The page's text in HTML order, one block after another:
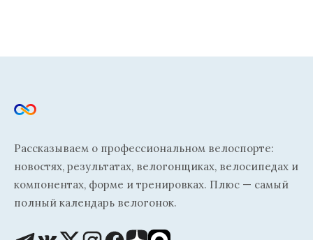
Рассказываем о профессиональном велоспорте:
новостях, результатах, велогонщиках, велосипедах и
компонентах, форме и тренировках. Плюс — самый
полный календарь велогонок.